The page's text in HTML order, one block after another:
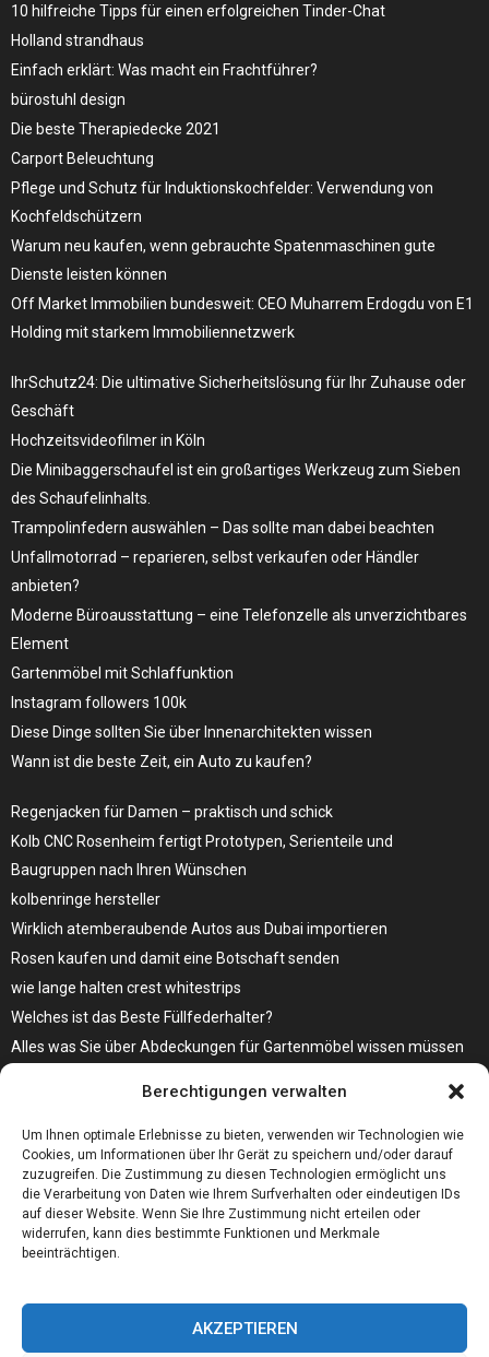
Berechtigungen verwalten
Um Ihnen optimale Erlebnisse zu bieten, verwenden wir Technologien wie
Cookies, um Informationen über Ihr Gerät zu speichern und/oder darauf
zuzugreifen. Die Zustimmung zu diesen Technologien ermöglicht uns
die Verarbeitung von Daten wie Ihrem Surfverhalten oder eindeutigen IDs
auf dieser Website. Wenn Sie Ihre Zustimmung nicht erteilen oder
widerrufen, kann dies bestimmte Funktionen und Merkmale
beeinträchtigen.
AKZEPTIEREN
10 hilfreiche Tipps für einen erfolgreichen Tinder-Chat
Holland strandhaus
Einfach erklärt: Was macht ein Frachtführer?
bürostuhl design
Die beste Therapiedecke 2021
Carport Beleuchtung
Pflege und Schutz für Induktionskochfelder: Verwendung von
Kochfeldschützern
Warum neu kaufen, wenn gebrauchte Spatenmaschinen gute
Dienste leisten können
Off Market Immobilien bundesweit: CEO Muharrem Erdogdu von E1
Holding mit starkem Immobiliennetzwerk
IhrSchutz24: Die ultimative Sicherheitslösung für Ihr Zuhause oder
Geschäft
Hochzeitsvideofilmer in Köln
Die Minibaggerschaufel ist ein großartiges Werkzeug zum Sieben
des Schaufelinhalts.
Trampolinfedern auswählen – Das sollte man dabei beachten
Unfallmotorrad – reparieren, selbst verkaufen oder Händler
anbieten?
Moderne Büroausstattung – eine Telefonzelle als unverzichtbares
Element
Gartenmöbel mit Schlaffunktion
Instagram followers 100k
Diese Dinge sollten Sie über Innenarchitekten wissen
Wann ist die beste Zeit, ein Auto zu kaufen?
Regenjacken für Damen – praktisch und schick
Kolb CNC Rosenheim fertigt Prototypen, Serienteile und
Baugruppen nach Ihren Wünschen
kolbenringe hersteller
Wirklich atemberaubende Autos aus Dubai importieren
Rosen kaufen und damit eine Botschaft senden
wie lange halten crest whitestrips
Welches ist das Beste Füllfederhalter?
Alles was Sie über Abdeckungen für Gartenmöbel wissen müssen
Bare Metal Server?